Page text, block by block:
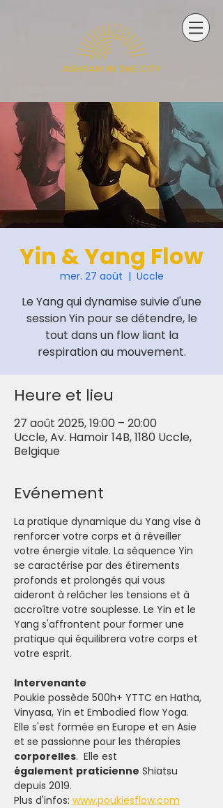
Yin & Yang Flow
mer. 27 août
  |
Uccle
Le Yang qui dynamise suivie d'une
session Yin pour se détendre, le
tout dans un flow liant la
respiration au mouvement.
Heure et lieu
27 août 2025, 19:00 – 20:00
Uccle, Av. Hamoir 14B, 1180 Uccle,
Belgique
Evénement
La pratique dynamique du Yang vise à
renforcer votre corps et à réveiller
votre énergie vitale. La séquence Yin
se caractérise par des étirements
profonds et prolongés qui vous
aideront à relâcher les tensions et à
accroître votre souplesse. Le Yin et le
Yang s'affrontent pour former une
pratique qui équilibrera votre corps et
votre esprit.
Intervenante
Poukie possède 500h+ YTTC en Hatha,
Vinyasa, Yin et Embodied flow Yoga.
Elle s'est formée en Europe et en Asie
et se passionne pour les thérapies
corporelles.  Elle est
également praticienne Shiatsu
depuis 2019.
Plus d'infos: www.poukiesflow.com